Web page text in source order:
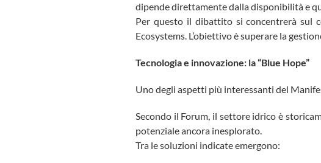
dipende direttamente dalla disponibilità e
Per questo il dibattito si concentrerà sul
Ecosystems. L’obiettivo è superare la
Tecnologia e innovazione: la “Blue Hope”
Uno degli aspetti più interessanti del
Secondo il Forum, il settore idrico è
potenziale ancora inesplorato.
Tra le soluzioni indicate emergono: